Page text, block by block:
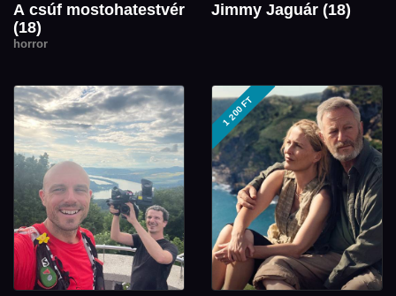
A csúf mostohatestvér
(18)
horror
Jimmy Jaguár (18)
1 200 FT